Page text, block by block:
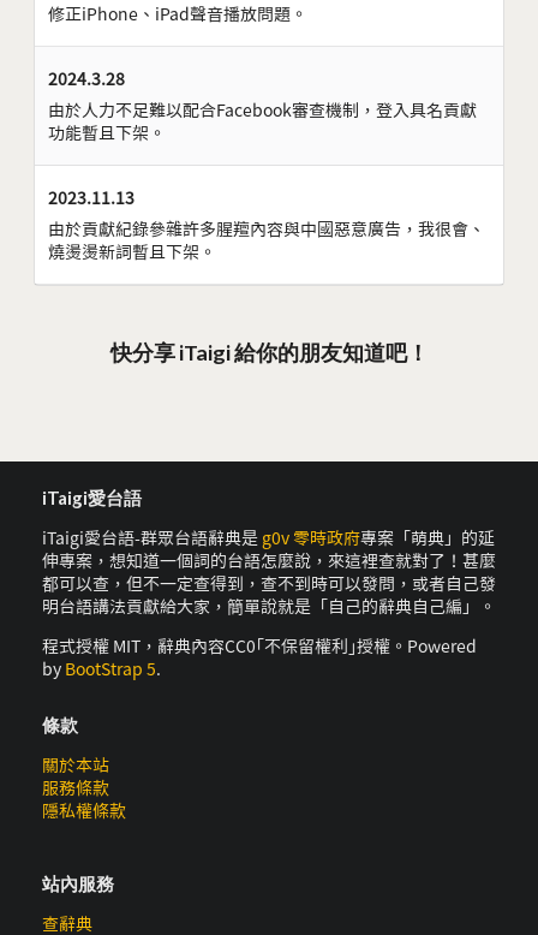
修正iPhone、iPad聲音播放問題。
2024.3.28
由於人力不足難以配合Facebook審查機制，登入具名貢獻
功能暫且下架。
2023.11.13
由於貢獻紀錄參雜許多腥羶內容與中國惡意廣告，我很會、
燒燙燙新詞暫且下架。
快分享 iTaigi 給你的朋友知道吧！
iTaigi愛台語
iTaigi愛台語-群眾台語辭典是 g0v 零時政府專案「萌典」的延
伸專案，想知道一個詞的台語怎麼說，來這裡查就對了！甚麼
都可以查，但不一定查得到，查不到時可以發問，或者自己發
明台語講法貢獻給大家，簡單說就是「自己的辭典自己編」。
程式授權 MIT，辭典內容CC0｢不保留權利｣授權。Powered
by BootStrap 5.
條款
關於本站
服務條款
隱私權條款
站內服務
查辭典